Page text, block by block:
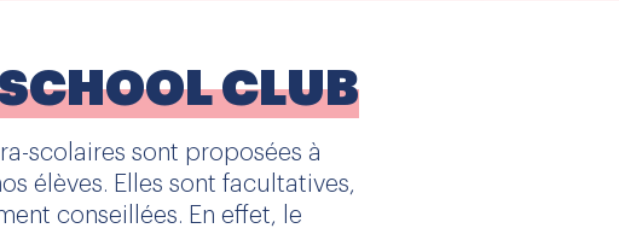
CLUB
scolaires sont proposées à
élèves. Elles sont facultatives,
conseillées. En effet, le